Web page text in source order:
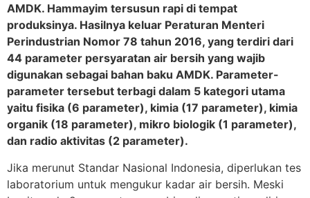
AMDK. Hammayim tersusun rapi di tempat
produksinya. Hasilnya keluar Peraturan Menteri
Perindustrian Nomor 78 tahun 2016, yang terdiri dari
44 parameter persyaratan air bersih yang wajib
digunakan sebagai bahan baku AMDK. Parameter-
parameter tersebut terbagi dalam 5 kategori utama
yaitu fisika (6 parameter), kimia (17 parameter), kimia
organik (18 parameter), mikro biologik (1 parameter),
dan radio aktivitas (2 parameter).
Jika merunut Standar Nasional Indonesia, diperlukan tes
laboratorium untuk mengukur kadar air bersih. Meski